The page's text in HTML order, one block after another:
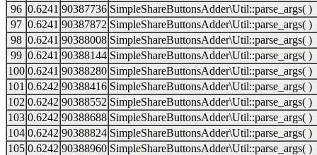
96 0.6241 90387736 SimpleShareButtonsAdder\Util::parse_args( )
97 0.6241 90387872 SimpleShareButtonsAdder\Util::parse_args( )
98 0.6241 90388008 SimpleShareButtonsAdder\Util::parse_args( )
99 0.6241 90388144 SimpleShareButtonsAdder\Util::parse_args( )
100 0.6241 90388280 SimpleShareButtonsAdder\Util::parse_args( )
101 0.6242 90388416 SimpleShareButtonsAdder\Util::parse_args( )
102 0.6242 90388552 SimpleShareButtonsAdder\Util::parse_args( )
103 0.6242 90388688 SimpleShareButtonsAdder\Util::parse_args( )
104 0.6242 90388824 SimpleShareButtonsAdder\Util::parse_args( )
105 0.6242 90388960 SimpleShareButtonsAdder\Util::parse_args( )